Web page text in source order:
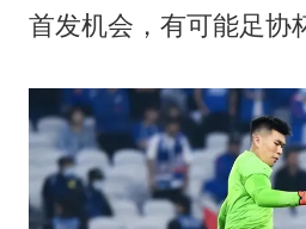
首发机会，有可能足协